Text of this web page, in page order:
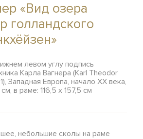
«Вид озера
голландского
левом углу подпись
Карла Вагнера (Karl Theodor
Западная Европа, начало XX века,
в раме: 116,5 х 157,5 см
небольшие сколы на раме